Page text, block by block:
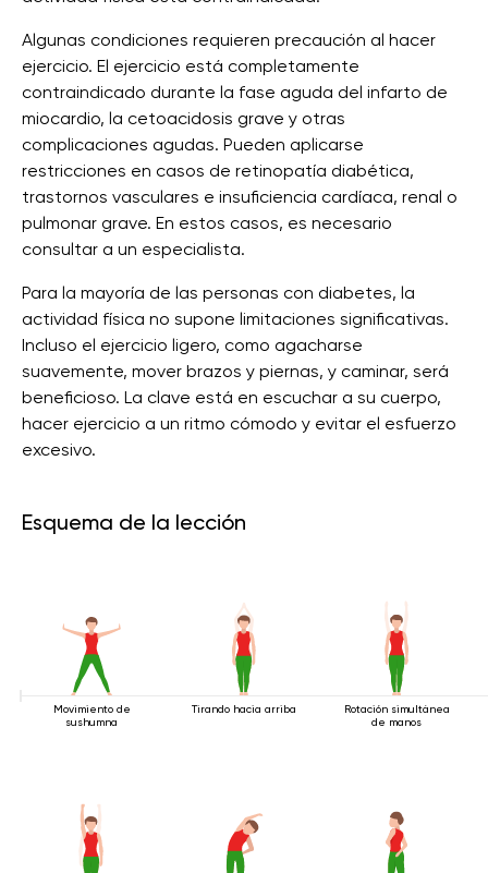
Algunas condiciones requieren precaución al hacer
ejercicio. El ejercicio está completamente
contraindicado durante la fase aguda del infarto de
miocardio, la cetoacidosis grave y otras
complicaciones agudas. Pueden aplicarse
restricciones en casos de retinopatía diabética,
trastornos vasculares e insuficiencia cardíaca, renal o
pulmonar grave. En estos casos, es necesario
consultar a un especialista.
Para la mayoría de las personas con diabetes, la
actividad física no supone limitaciones significativas.
Incluso el ejercicio ligero, como agacharse
suavemente, mover brazos y piernas, y caminar, será
beneficioso. La clave está en escuchar a su cuerpo,
hacer ejercicio a un ritmo cómodo y evitar el esfuerzo
excesivo.
Esquema de la lección
Movimiento de
sushumna
Tirando hacia arriba
Rotación simultánea
de manos